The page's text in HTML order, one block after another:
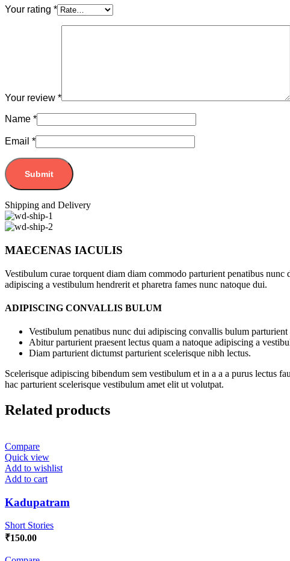
Your rating *
Your review *
Name *
Email *
Shipping and Delivery
MAECENAS IACULIS
Vestibulum curae torquent diam diam commodo parturient penatibus
adipiscing a vestibulum hendrerit et pharetra fames nunc natoque dui.
ADIPISCING CONVALLIS BULUM
Vestibulum penatibus nunc dui adipiscing convallis bulum parturient
Abitur parturient praesent lectus quam a natoque adipiscing a
Diam parturient dictumst parturient scelerisque nibh lectus.
Scelerisque adipiscing bibendum sem vestibulum et in a a a purus lectus
hac parturient scelerisque vestibulum amet elit ut volutpat.
Related products
Compare
Quick view
Add to wishlist
Add to cart
Kadupatram
Short Stories
₹150.00